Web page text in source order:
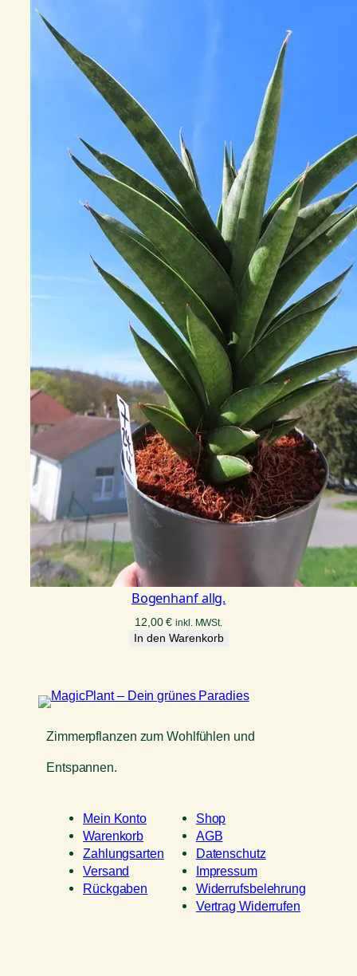
Bogenhanf allg.
12,00€ inkl. MWSt.
In den Warenkorb
Zimmerpflanzen zum Wohlfühlen und
Entspannen.
Mein Konto
Warenkorb
Zahlungsarten
Versand
Rückgaben
Shop
AGB
Datenschutz
Impressum
Widerrufsbelehrung
Vertrag Widerrufen